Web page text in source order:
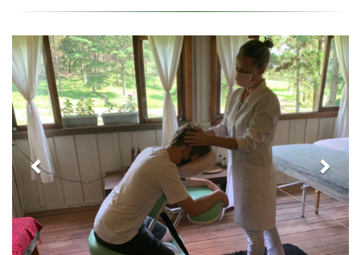
Anterior